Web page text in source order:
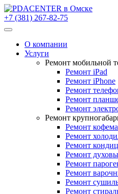
+7 (381) 267-82-75
О компании
Услуги
Ремонт мобильной
Ремонт iPad
Ремонт iPhone
Ремонт
Ремонт
Ремонт
Ремонт
Ремонт
Ремонт
Ремонт
Ремонт
Ремонт
Ремонт
Ремонт
Ремонт